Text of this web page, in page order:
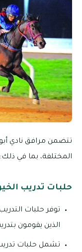
تتضمن مرافق نادي
المختلفة، بما في ذلك:
حلبات تدريب
توفر حلبات
الذين يقومون
تشمل حلبات